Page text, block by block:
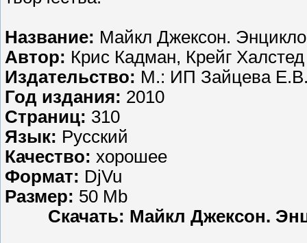
Название: Майкл Джексон.
Автор: Крис Кадман, Крейг Халстед
Издательство: М.: ИП Зайцева
Год издания: 2010
Страниц: 310
Язык: Русский
Качество: хорошее
Формат: DjVu
Размер: 50 Mb
Скачать: Майкл Джексон.